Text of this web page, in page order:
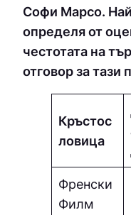
Софи Марсо.
определя от
честотата на
отговор за
Кръстос
ловица
Френски
Филм